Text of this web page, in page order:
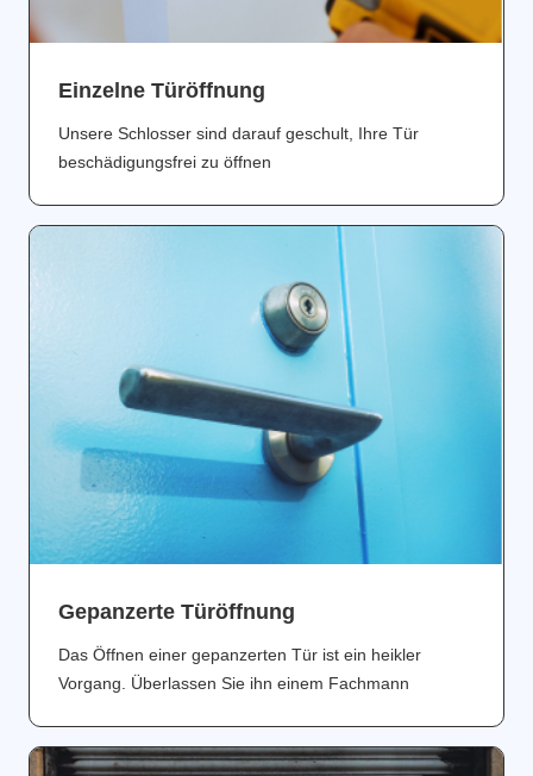
Einzelne Türöffnung
Unsere Schlosser sind darauf geschult, Ihre Tür
beschädigungsfrei zu öffnen
Gepanzerte Türöffnung
Das Öffnen einer gepanzerten Tür ist ein heikler
Vorgang. Überlassen Sie ihn einem Fachmann